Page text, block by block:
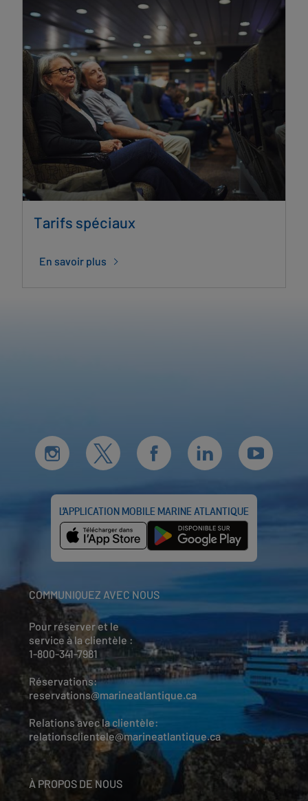
Tarifs spéciaux
En savoir plus
L’APPLICATION MOBILE MARINE ATLANTIQUE
COMMUNIQUEZ AVEC NOUS
Pour réserver et le
service à la clientèle :
1-800-341-7981
Réservations:
reservations@marineatlantique.ca
Relations avec la clientèle:
relationsclientele@marineatlantique.ca
À PROPOS DE NOUS